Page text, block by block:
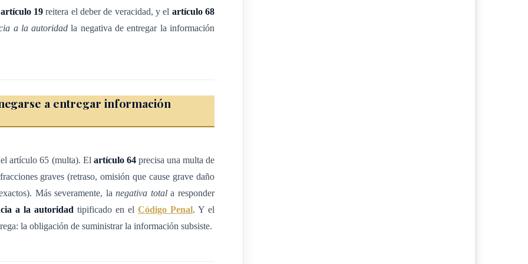
le soliciten registradores o encuestadores autorizados del SEN,
y que no tenga su acceso restringido por ley.
metodológico y la definición de las estadísticas y, por
.
artículo 19reitera el deber de veracidad, y el artículo 68
a la autoridad la negativa de entregar la información
a entregar información
artículo 65 (multa). El artículo 64precisa una multa de
graves (retraso, omisión que cause grave daño
Más severamente, lanegativa totala responder
a la autoridad tipificado en el Código Penal. Y el
la obligación de suministrar la información subsiste.